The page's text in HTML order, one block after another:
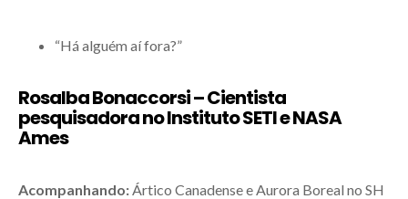
“Há alguém aí fora?”
Rosalba Bonaccorsi – Cientista
pesquisadora no Instituto SETI e NASA
Ames
Acompanhando: Ártico Canadense e Aurora Boreal no SH